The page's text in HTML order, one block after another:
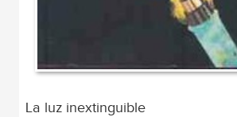
La luz inextinguible